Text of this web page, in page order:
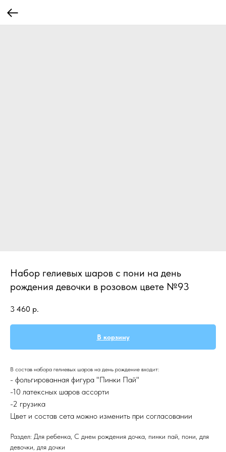
Набор гелиевых шаров с пони на день
рождения девочки в розовом цвете №93
3 460 р.
В корзину
В состав набора гелиевых шаров на день рождение входит:
- фольгированная фигура "Пинки Пай"
-10 латексных шаров ассорти
-2 грузика
Цвет и состав сета можно изменить при согласовании
Раздел: Для ребенка, С днем рождения дочка, пинки пай, пони, для
девочки, для дочки